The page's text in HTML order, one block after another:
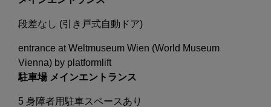
段差なし (引き戸式自動ドア)
entrance at Weltmuseum Wien (World Museum
Vienna) by platformlift
駐車場 メインエントランス
5 身障者用駐車スペースあり